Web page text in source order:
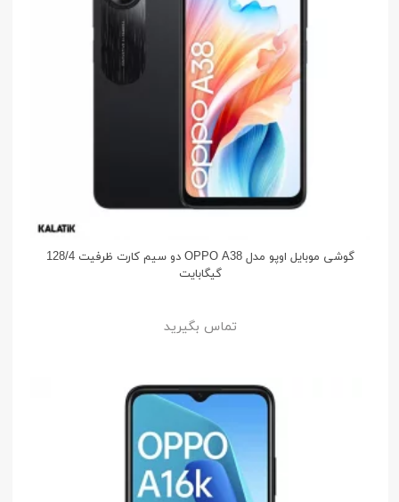
گوشی موبایل اوپو مدل OPPO A38 دو سیم کارت ظرفیت 128/4
گیگابایت
تماس بگیرید